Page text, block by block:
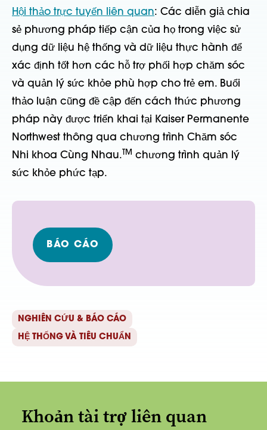
Hội thảo trực tuyến liên quan: Các diễn giả chia
sẻ phương pháp tiếp cận của họ trong việc sử
dụng dữ liệu hệ thống và dữ liệu thực hành để
xác định tốt hơn các hỗ trợ phối hợp chăm sóc
và quản lý sức khỏe phù hợp cho trẻ em. Buổi
thảo luận cũng đề cập đến cách thức phương
pháp này được triển khai tại Kaiser Permanente
Northwest thông qua chương trình Chăm sóc
Nhi khoa Cùng Nhau.TM chương trình quản lý
sức khỏe phức tạp.
BÁO CÁO
NGHIÊN CỨU & BÁO CÁO
HỆ THỐNG VÀ TIÊU CHUẨN
Khoản tài trợ liên quan